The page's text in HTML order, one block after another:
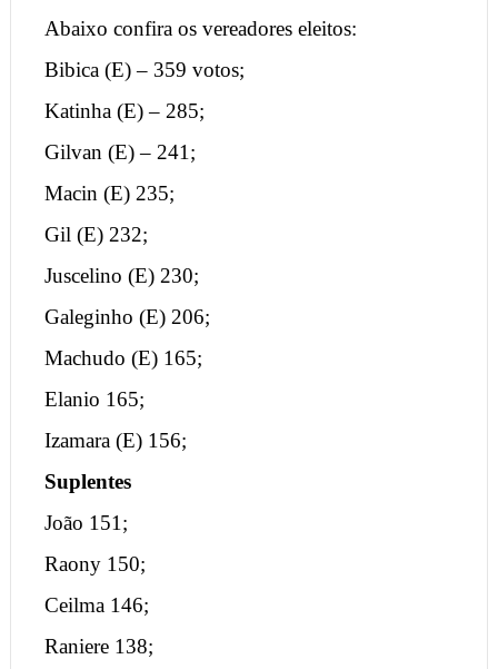
Abaixo confira os vereadores eleitos:
Bibica (E) – 359 votos;
Katinha (E) – 285;
Gilvan (E) – 241;
Macin (E) 235;
Gil (E) 232;
Juscelino (E) 230;
Galeginho (E) 206;
Machudo (E) 165;
Elanio 165;
Izamara (E) 156;
Suplentes
João 151;
Raony 150;
Ceilma 146;
Raniere 138;